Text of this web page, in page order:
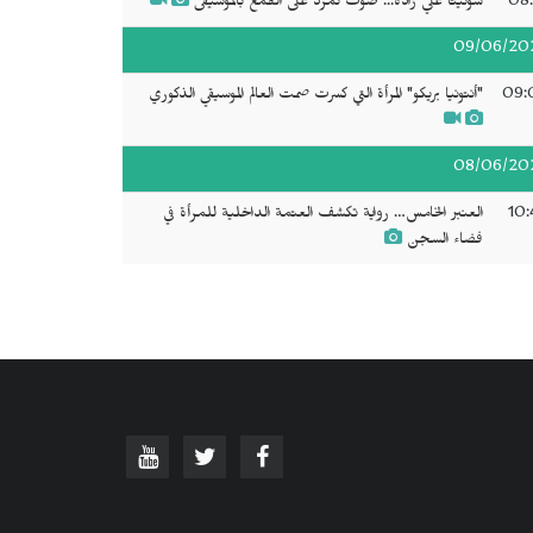
09/06/
"أنتونيا بريكو" المرأة التي كسرت صمت العالم الموسيقي الذكوري
08/06/
العنبر الخامس… رواية تكشف العتمة الداخلية للمرأة في
فضاء السجن